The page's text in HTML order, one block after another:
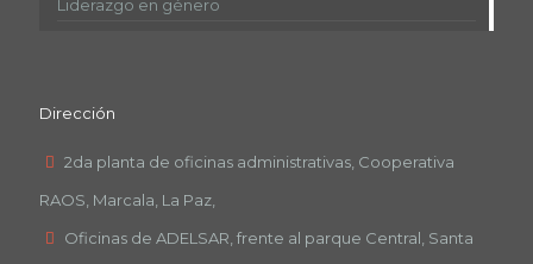
Liderazgo en género
Dirección
2da planta de oficinas administrativas, Cooperativa
RAOS, Marcala, La Paz,
Oficinas de ADELSAR, frente al parque Central, Santa